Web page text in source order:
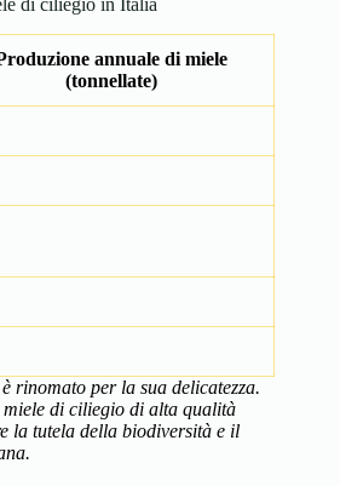
di ciliegio in Italia
annuale di miele
(tonnellate)
rinomato per la sua delicatezza.
miele di ciliegio di alta qualità
la tutela della biodiversità e il